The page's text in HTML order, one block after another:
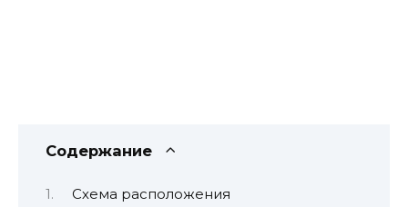
Содержание
Схема расположения